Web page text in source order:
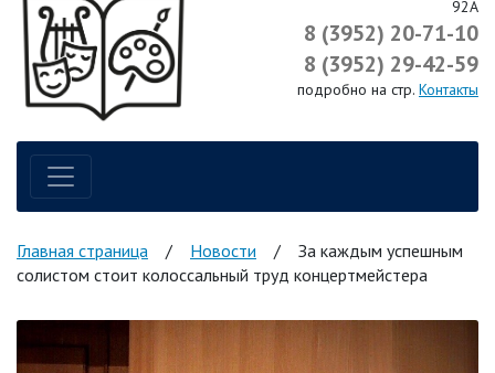
92А
8 (3952) 20-71-10
8 (3952) 29-42-59
подробно на стр. Контакты
Навигация по сайту
Главная страница / Новости /
За каждым успешным
солистом стоит колоссальный труд концертмейстера